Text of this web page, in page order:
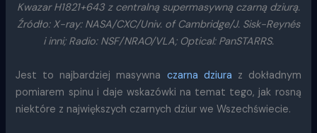
Kwazar H1821+643 z centralną supermasywną czarną dziurą.
Źródło: X-ray: NASA/CXC/Univ. of Cambridge/J. Sisk-Reynés
i inni; Radio: NSF/NRAO/VLA; Optical: PanSTARRS.
Jest to najbardziej masywna czarna dziura z dokładnym
pomiarem spinu i daje wskazówki na temat tego, jak rosną
niektóre z największych czarnych dziur we Wszechświecie.